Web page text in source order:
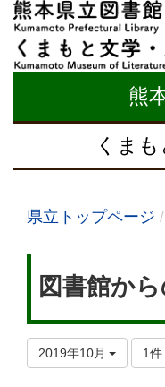
熊
くま
県立トップページ
図書館か
2019年10月 1件